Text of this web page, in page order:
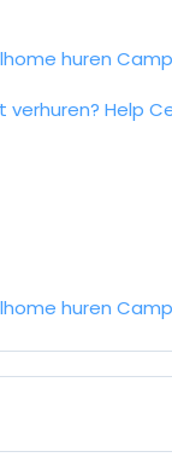
huren
verhuren? Help
huren